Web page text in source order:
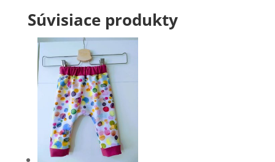
Súvisiace produkty